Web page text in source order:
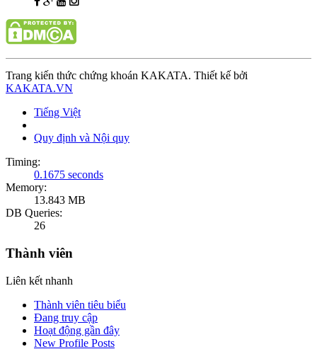
Trang kiến thức chứng khoán KAKATA. Thiết kế bởi
KAKATA.VN
Tiếng Việt
Quy định và Nội quy
Timing:
0.1675 seconds
Memory:
13.843 MB
DB Queries:
26
Thành viên
Liên kết nhanh
Thành viên tiêu biểu
Đang truy cập
Hoạt động gần đây
New Profile Posts